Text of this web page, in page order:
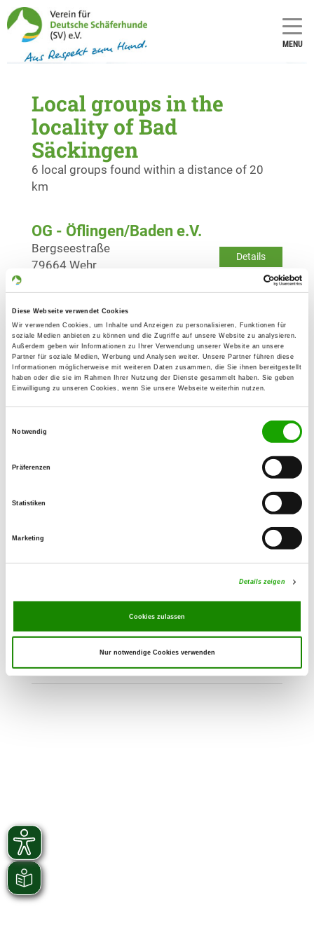
Diese Webseite verwendet Cookies
Wir verwenden Cookies, um Inhalte und Anzeigen zu personalisieren, Funktionen für
soziale Medien anbieten zu können und die Zugriffe auf unsere Website zu analysieren.
Außerdem geben wir Informationen zu Ihrer Verwendung unserer Website an unsere
Partner für soziale Medien, Werbung und Analysen weiter. Unsere Partner führen diese
Informationen möglicherweise mit weiteren Daten zusammen, die Sie ihnen bereitgestellt
haben oder die sie im Rahmen Ihrer Nutzung der Dienste gesammelt haben. Sie geben
Einwilligung zu unseren Cookies, wenn Sie unsere Webseite weiterhin nutzen.
Notwendig
Präferenzen
Statistiken
Marketing
Details zeigen
Cookies zulassen
Nur notwendige Cookies verwenden
MENU
Local groups in the
locality of Bad
Säckingen
6 local groups found within a distance of 20
km
OG - Öflingen/Baden e.V.
Details
Bergseestraße
79664 Wehr
OG - Säckingen/Oberrh.
Details
Murgerweg 20
79713 Bad Säckingen
OG - Schopfheim-Langenau e.V.
An der kleinen Wiese
OG - Wehr/Baden
Details
79664 Wehr
OG - Zell i. Wiesental
Friedrichshöhe
OG - Steinen-Höllstein/Baden
79585 Steinen-Höllstein